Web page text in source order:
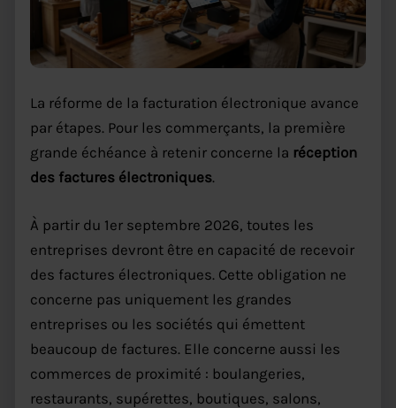
La réforme de la facturation électronique avance
par étapes. Pour les commerçants, la première
grande échéance à retenir concerne la réception
des factures électroniques.
À partir du 1er septembre 2026, toutes les
entreprises devront être en capacité de recevoir
des factures électroniques. Cette obligation ne
concerne pas uniquement les grandes
entreprises ou les sociétés qui émettent
beaucoup de factures. Elle concerne aussi les
commerces de proximité : boulangeries,
restaurants, supérettes, boutiques, salons,